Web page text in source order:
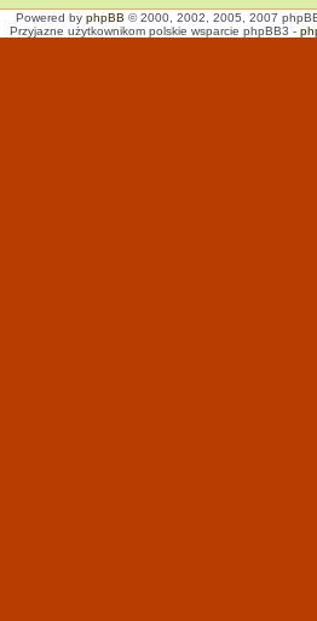
Powered by phpBB © 2000, 2002, 2005, 2007
Przyjazne użytkownikom polskie wsparcie phpBB3 -